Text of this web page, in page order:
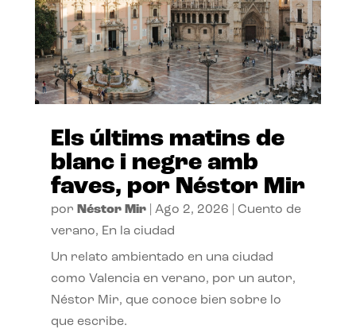
Els últims matins de
blanc i negre amb
faves, por Néstor Mir
por Néstor Mir| Ago 2, 2026
Cuento de
verano, En la ciudad
Un relato ambientado en una ciudad
como Valencia en verano, por un autor,
Néstor Mir, que conoce bien sobre lo
que escribe.